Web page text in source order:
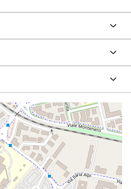
di umanizzazione (Hu-
inoltre attività
di favorire il benessere del
stili di vita, corsi di yoga,
secondo certificazione APEO.
ed extra aziendali per la
percorso dei tumori femminili
dei tumori del colon retto, dei
urologici , dei tumori epatici